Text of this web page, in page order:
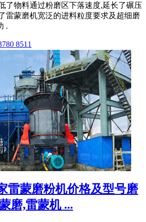
了物料通过粉磨区下落速度,延长了碾压
雷蒙磨机宽泛的进料粒度要求及超细磨
.
8511
雷蒙磨粉机价格及型号磨
磨,雷蒙机 ...